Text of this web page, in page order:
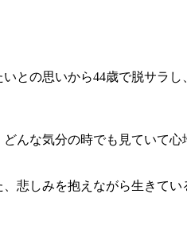
との思いから44歳で脱サラ
んな気分の時でも見ていて
悲しみを抱えながら生きて